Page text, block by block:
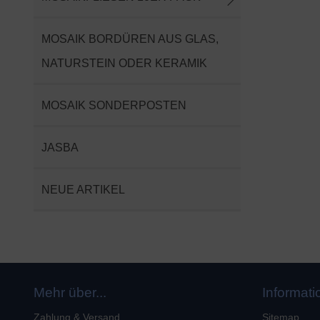
MOSAIK BORDÜREN AUS GLAS,
NATURSTEIN ODER KERAMIK
MOSAIK SONDERPOSTEN
JASBA
NEUE ARTIKEL
Mehr über...
Zahlung & Versand
Sitemap